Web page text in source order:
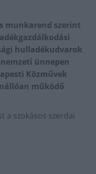
munkarend szerint
hulladékudvarok
ünnepen
Közművek
működő
a szokásos szerdai